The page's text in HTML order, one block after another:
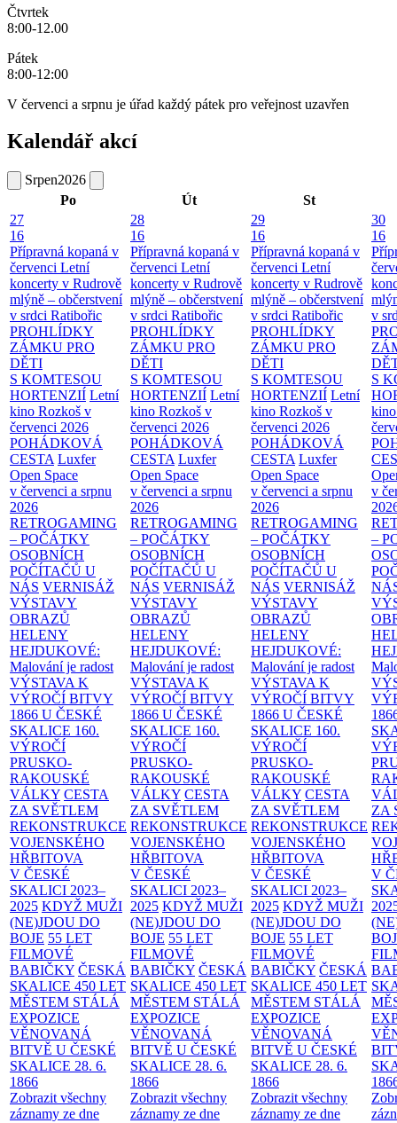
Čtvrtek
8:00-12.00
Pátek
8:00-12:00
V červenci a srpnu je úřad každý pátek pro veřejnost uzavřen
Kalendář akcí
Srpen2026
Po
Út
St
27
16
Přípravná kopaná v
červenci Letní
koncerty v Rudrově
mlýně – občerstvení
v srdci Ratibořic
PROHLÍDKY
ZÁMKU PRO
DĚTI
S KOMTESOU
HORTENZIÍ Letní
kino Rozkoš v
červenci 2026
POHÁDKOVÁ
CESTA Luxfer
Open Space
v červenci a srpnu
2026
RETROGAMING
– POČÁTKY
OSOBNÍCH
POČÍTAČŮ U
NÁS VERNISÁŽ
VÝSTAVY
OBRAZŮ
HELENY
HEJDUKOVÉ:
Malování je radost
VÝSTAVA K
VÝROČÍ BITVY
1866 U ČESKÉ
SKALICE 160.
VÝROČÍ
PRUSKO-
RAKOUSKÉ
VÁLKY CESTA
ZA SVĚTLEM
REKONSTRUKCE
VOJENSKÉHO
HŘBITOVA
V ČESKÉ
SKALICI 2023–
2025 KDYŽ MUŽI
(NE)JDOU DO
BOJE 55 LET
FILMOVÉ
BABIČKY ČESKÁ
SKALICE 450 LET
MĚSTEM STÁLÁ
EXPOZICE
VĚNOVANÁ
BITVĚ U ČESKÉ
SKALICE 28. 6.
1866
Zobrazit všechny
záznamy ze dne
28
16
Přípravná kopaná v
červenci Letní
koncerty v Rudrově
mlýně – občerstvení
v srdci Ratibořic
PROHLÍDKY
ZÁMKU PRO
DĚTI
S KOMTESOU
HORTENZIÍ Letní
kino Rozkoš v
červenci 2026
POHÁDKOVÁ
CESTA Luxfer
Open Space
v červenci a srpnu
2026
RETROGAMING
– POČÁTKY
OSOBNÍCH
POČÍTAČŮ U
NÁS VERNISÁŽ
VÝSTAVY
OBRAZŮ
HELENY
HEJDUKOVÉ:
Malování je radost
VÝSTAVA K
VÝROČÍ BITVY
1866 U ČESKÉ
SKALICE 160.
VÝROČÍ
PRUSKO-
RAKOUSKÉ
VÁLKY CESTA
ZA SVĚTLEM
REKONSTRUKCE
VOJENSKÉHO
HŘBITOVA
V ČESKÉ
SKALICI 2023–
2025 KDYŽ MUŽI
(NE)JDOU DO
BOJE 55 LET
FILMOVÉ
BABIČKY ČESKÁ
SKALICE 450 LET
MĚSTEM STÁLÁ
EXPOZICE
VĚNOVANÁ
BITVĚ U ČESKÉ
SKALICE 28. 6.
1866
Zobrazit všechny
záznamy ze dne
29
16
Přípravná kopaná v
červenci Letní
koncerty v Rudrově
mlýně – občerstvení
v srdci Ratibořic
PROHLÍDKY
ZÁMKU PRO
DĚTI
S KOMTESOU
HORTENZIÍ Letní
kino Rozkoš v
červenci 2026
POHÁDKOVÁ
CESTA Luxfer
Open Space
v červenci a srpnu
2026
RETROGAMING
– POČÁTKY
OSOBNÍCH
POČÍTAČŮ U
NÁS VERNISÁŽ
VÝSTAVY
OBRAZŮ
HELENY
HEJDUKOVÉ:
Malování je radost
VÝSTAVA K
VÝROČÍ BITVY
1866 U ČESKÉ
SKALICE 160.
VÝROČÍ
PRUSKO-
RAKOUSKÉ
VÁLKY CESTA
ZA SVĚTLEM
REKONSTRUKCE
VOJENSKÉHO
HŘBITOVA
V ČESKÉ
SKALICI 2023–
2025 KDYŽ MUŽI
(NE)JDOU DO
BOJE 55 LET
FILMOVÉ
BABIČKY ČESKÁ
SKALICE 450 LET
MĚSTEM STÁLÁ
EXPOZICE
VĚNOVANÁ
BITVĚ U ČESKÉ
SKALICE 28. 6.
1866
Zobrazit všechny
záznamy ze dne
30
16
v
S
v
–
ZA
V